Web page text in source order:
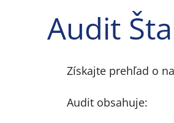
Audit
Získajte prehľad o
Audit obsahuje: